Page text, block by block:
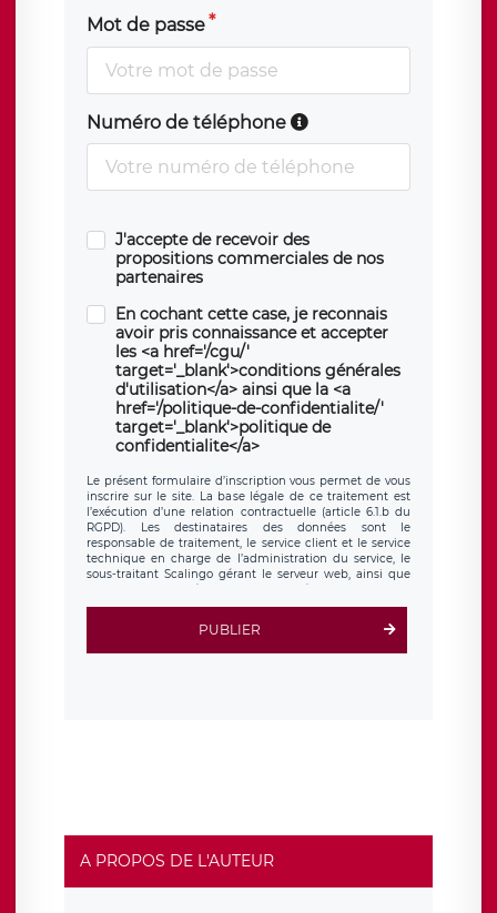
Mot de passe
Numéro de téléphone
J'accepte de recevoir des
propositions commerciales de nos
partenaires
En cochant cette case, je reconnais
avoir pris connaissance et accepter
les <a href='/cgu/'
target='_blank'>conditions générales
d'utilisation</a> ainsi que la <a
href='/politique-de-confidentialite/'
target='_blank'>politique de
confidentialite</a>
Le présent formulaire d’inscription vous permet de vous
inscrire sur le site. La base légale de ce traitement est
l’exécution d’une relation contractuelle (article 6.1.b du
RGPD). Les destinataires des données sont le
responsable de traitement, le service client et le service
technique en charge de l’administration du service, le
sous-traitant Scalingo gérant le serveur web, ainsi que
d’inscription est hébergé sur un serveur hébergé par
clauses de
protection conformes au RGPD
. Les données collectées
sont conservées jusqu’à ce que l’Internaute en sollicite la
rue Léopold Sédar Senghor, joignable à l’adresse mail :
responsabledetraitement@legavox.fr. Vous avez
également le droit d’introduire une réclamation auprès
d’une autorité de contrôle.
PUBLIER
A PROPOS DE L'AUTEUR